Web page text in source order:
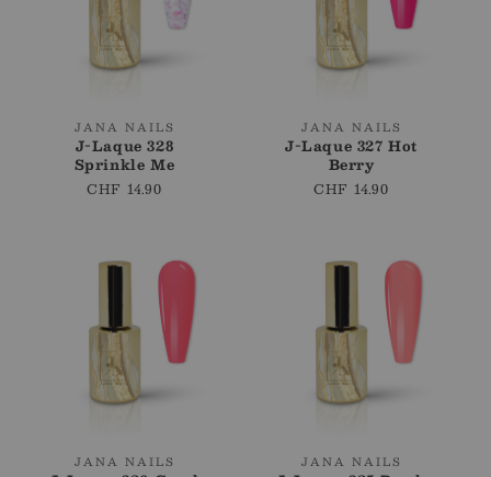
Fournisseur
:
JANA NAILS
J-Laque 328
Sprinkle Me
Prix
CHF 14.90
Fournisseur
:
JANA NAILS
J-Laque 327 Hot
Berry
Prix
CHF 14.90
Fournisseur
JANA NAILS
Fournisseur
JANA NAILS